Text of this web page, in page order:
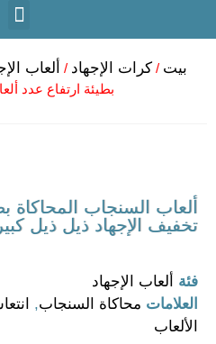
بيت / كرات الإجهاد / ألعاب
بطيئة ارتفاع عدد
ألعاب السنجاب المحاكاة
تخفيف الإجهاد ذيل ذيل كبير
فئة
ألعاب الإجهاد
العلامات محاكاة السنجاب,
الألعاب